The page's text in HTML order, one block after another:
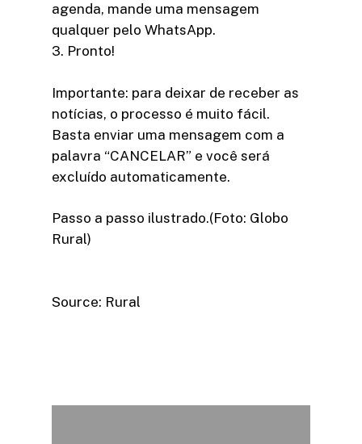
agenda, mande uma mensagem
qualquer pelo WhatsApp.
3. Pronto!
Importante: para deixar de receber as
notícias, o processo é muito fácil.
Basta enviar uma mensagem com a
palavra “CANCELAR” e você será
excluído automaticamente.
Passo a passo ilustrado.(Foto: Globo
Rural)
Source: Rural